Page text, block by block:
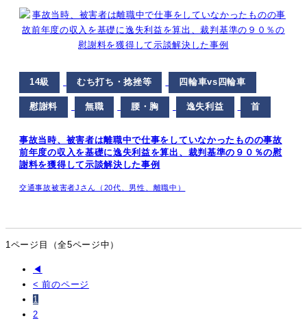
14級 むち打ち・捻挫等 四輪車vs四輪車
慰謝料 無職 腰・胸 逸失利益 首
事故当時、被害者は離職中で仕事をしていなかったものの事故
前年度の収入を基礎に逸失利益を算出、裁判基準の９０％の慰
謝料を獲得して示談解決した事例
交通事故被害者Jさん（20代、男性、離職中）
1ページ目（全5ページ中）
◀
< 前のページ
1
2